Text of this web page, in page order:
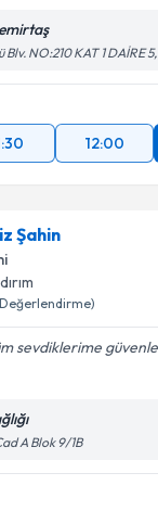
NO:210 KAT 1 DAİRE
12:00
Şahin
Değerlendirme)
sevdiklerime
A Blok 9/1B